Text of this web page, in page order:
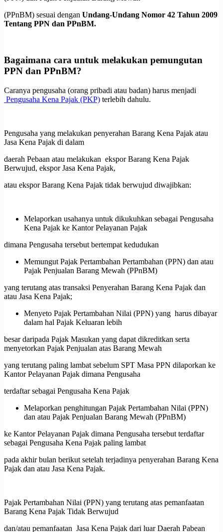
(PPnBM) sesuai dengan Undang-Undang Nomor 42 Tahun 2009
Tentang PPN dan PPnBM.
Bagaimana cara untuk melakukan pemungutan
PPN dan PPnBM?
Caranya pengusaha (orang pribadi atau badan) harus menjadi
Pengusaha Kena Pajak (PKP) terlebih dahulu.
Pengusaha yang melakukan penyerahan Barang Kena Pajak atau
Jasa Kena Pajak di dalam
daerah Pebaan atau melakukan ekspor Barang Kena Pajak
Berwujud, ekspor Jasa Kena Pajak,
atau ekspor Barang Kena Pajak tidak berwujud diwajibkan:
Melaporkan usahanya untuk dikukuhkan sebagai Pengusaha
Kena Pajak ke Kantor Pelayanan Pajak
dimana Pengusaha tersebut bertempat kedudukan
Memungut Pajak Pertambahan Pertambahan (PPN) dan atau
Pajak Penjualan Barang Mewah (PPnBM)
yang terutang atas transaksi Penyerahan Barang Kena Pajak dan
atau Jasa Kena Pajak;
Menyeto Pajak Pertambahan Nilai (PPN) yang harus dibayar
dalam hal Pajak Keluaran lebih
besar daripada Pajak Masukan yang dapat dikreditkan serta
menyetorkan Pajak Penjualan atas Barang Mewah
yang terutang paling lambat sebelum SPT Masa PPN dilaporkan ke
Kantor Pelayanan Pajak dimana Pengusaha
terdaftar sebagai Pengusaha Kena Pajak
Melaporkan penghitungan Pajak Pertambahan Nilai (PPN)
dan atau Pajak Penjualan Barang Mewah (PPnBM)
ke Kantor Pelayanan Pajak dimana Pengusaha tersebut terdaftar
sebagai Pengusaha Kena Pajak paling lambat
pada akhir bulan berikut setelah terjadinya penyerahan Barang Kena
Pajak dan atau Jasa Kena Pajak.
Pajak Pertambahan Nilai (PPN) yang terutang atas pemanfaatan
Barang Kena Pajak Tidak Berwujud
dan/atau pemanfaatan Jasa Kena Pajak dari luar Daerah Pabean